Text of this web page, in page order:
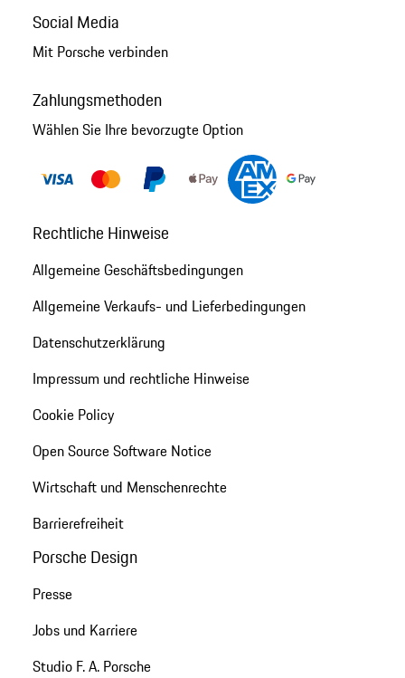
Social Media
Mit Porsche verbinden
Zahlungsmethoden
Wählen Sie Ihre bevorzugte Option
Rechtliche Hinweise
Allgemeine Geschäftsbedingungen
Allgemeine Verkaufs- und Lieferbedingungen
Datenschutzerklärung
Impressum und rechtliche Hinweise
Cookie Policy
Open Source Software Notice
Wirtschaft und Menschenrechte
Barrierefreiheit
Porsche Design
Presse
Jobs und Karriere
Studio F. A. Porsche